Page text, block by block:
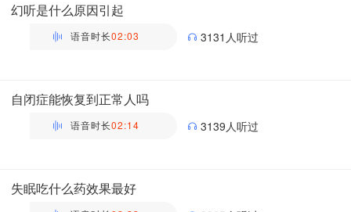
幻听是什么原因引起
语音时长02:03 3131人听过
自闭症能恢复到正常人吗
语音时长02:14 3139人听过
失眠吃什么药效果最好